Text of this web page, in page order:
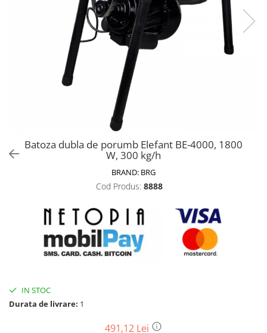
Scutere pe benzina
Tricicluri cargo fara permis
Tricicluri persoane
Trotinete electrice
Biciclete, trotinete, triciclete
Motoburghie si accesorii
Drujbe pe benzina
Drujbe cu acumulator
Consumabile drujbe, fierastraie
Unelte electrice busteni
Mori cereale si batoze porumb
Batoze - mori desfacat porumb
Batoza dubla de porumb Elefant BE-4000, 1800
W, 300 kg/h
BRAND: BRG
Cod Produs: 8888
IN STOC
Durata de livrare: 1
491,12 Lei